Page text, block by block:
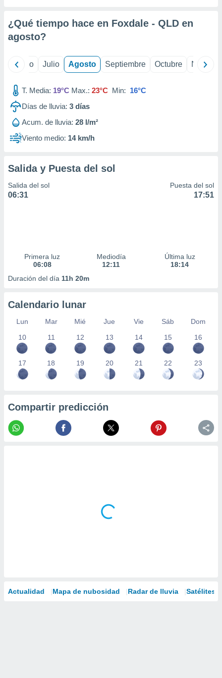
e
mediante
publicidad
publicidad
de
1199
¿Qué tiempo hace en Foxdale - QLD en
agosto?
Junio Julio Agosto Septiembre Octubre
T. Media: 19°C Max.: 23°C Min: 16°C
Días de lluvia: 3 días
Acum. de lluvia: 28 l/m²
Viento medio: 14 km/h
Salida y Puesta del sol
Salida del sol
06:31
Puesta del sol
17:51
Primera luz
06:08
Mediodía
12:11
Última luz
18:14
Duración del día 11h 20m
Calendario lunar
Lun Mar Mié Jue Vie Sáb
Dom
10
11 12 13 14 15 16
17 18 19 20 21 22 23
Compartir predicción
Actualidad Mapa de nubosidad Radar de lluvia Satélites